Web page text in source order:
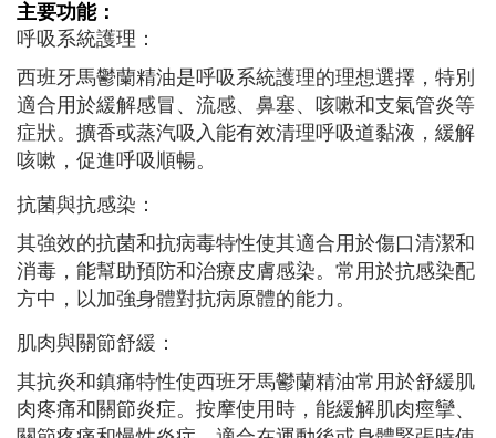
主要功能：
呼吸系統護理：
西班牙馬鬱蘭精油是呼吸系統護理的理想選擇，特別
適合用於緩解感冒、流感、鼻塞、咳嗽和支氣管炎等
症狀。擴香或蒸汽吸入能有效清理呼吸道黏液，緩解
咳嗽，促進呼吸順暢。
抗菌與抗感染：
其強效的抗菌和抗病毒特性使其適合用於傷口清潔和
消毒，能幫助預防和治療皮膚感染。常用於抗感染配
方中，以加強身體對抗病原體的能力。
肌肉與關節舒緩：
其抗炎和鎮痛特性使西班牙馬鬱蘭精油常用於舒緩肌
肉疼痛和關節炎症。按摩使用時，能緩解肌肉痙攣、